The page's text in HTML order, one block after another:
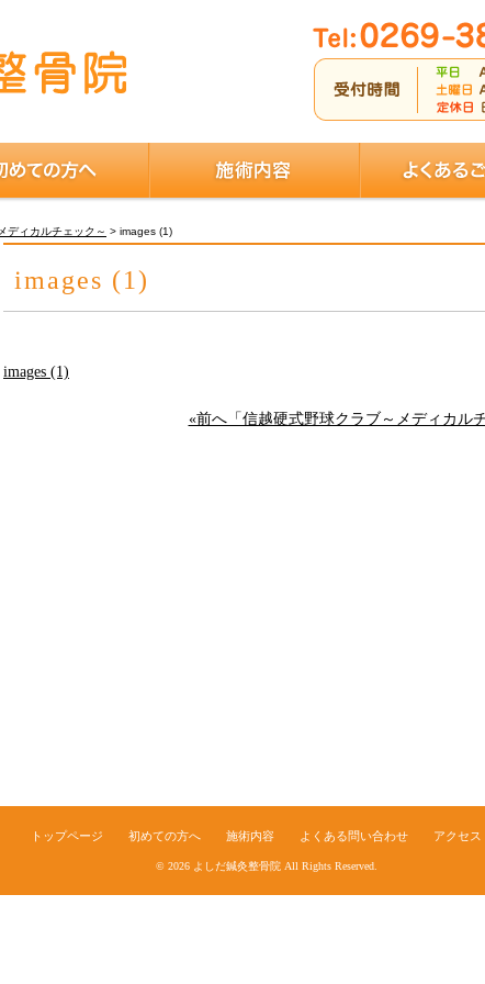
ディカルチェック～ > images (1)
images (1)
images (1)
«前へ「信越硬式野球クラブ～メディカル
トップページ 初めての方へ 施術内容 よくある問い合わせ アクセス
© 2026 よしだ鍼灸整骨院 All Rights Reserved.